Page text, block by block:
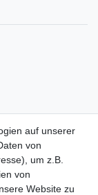
gelesen habe. Meine
auf unserer
von
um z.B.
von
Website zu